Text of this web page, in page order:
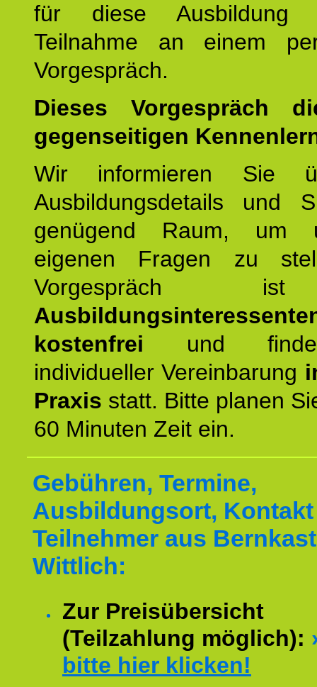
für diese
Teilnahme an einem
Vorgespräch.
Dieses Vorgespräch
gegenseitigen
Wir informieren Sie
Ausbildungsdetails und
genügend Raum, um
eigenen Fragen zu
kostenfrei und
individueller Vereinbarung
Praxis statt. Bitte planen
60 Minuten Zeit ein.
Gebühren, Termine,
Ausbildungsort,
Teilnehmer aus
Wittlich:
Zur Preisübersicht
(Teilzahlung möglich):
bitte hier klicken!